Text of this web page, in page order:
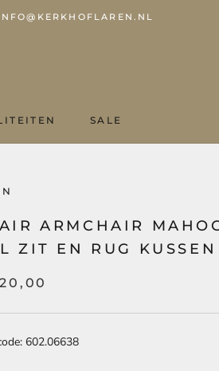
SALE
ARMCHAIR
ZIT EN RUG KUSSEN
602.06638